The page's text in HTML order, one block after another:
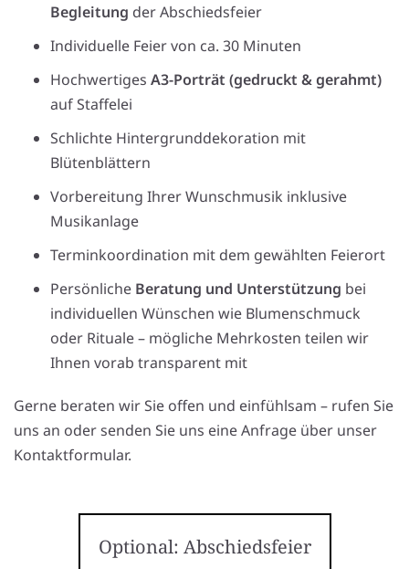
Begleitung der Abschiedsfeier
Individuelle Feier von ca. 30 Minuten
Hochwertiges A3-Porträt (gedruckt & gerahmt)
auf Staffelei
Schlichte Hintergrunddekoration mit
Blütenblättern
Vorbereitung Ihrer Wunschmusik inklusive
Musikanlage
Terminkoordination mit dem gewählten Feierort
Persönliche Beratung und Unterstützung bei
individuellen Wünschen wie Blumenschmuck
oder Rituale – mögliche Mehrkosten teilen wir
Ihnen vorab transparent mit
Gerne beraten wir Sie offen und einfühlsam – rufen Sie
uns an oder senden Sie uns eine Anfrage über unser
Kontaktformular.
Optional: Abschiedsfeier